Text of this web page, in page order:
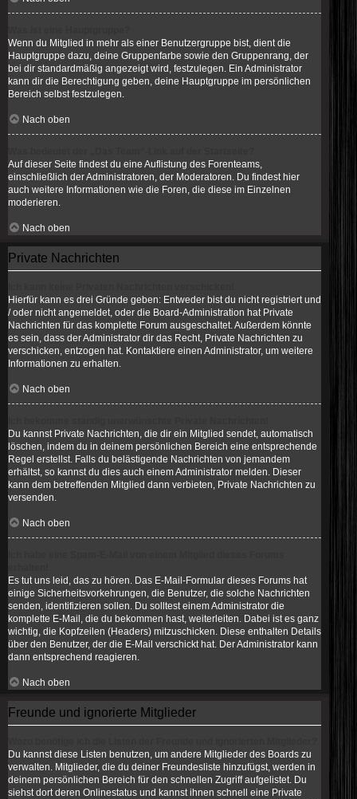
Wenn du Mitglied in mehr als einer Benutzergruppe bist, dient die
Hauptgruppe dazu, deine Gruppenfarbe sowie den Gruppenrang, der
bei dir standardmäßig angezeigt wird, festzulegen. Ein Administrator
kann dir die Berechtigung geben, deine Hauptgruppe im persönlichen
Bereich selbst festzulegen.
Nach oben
Auf dieser Seite findest du eine Auflistung des Forenteams,
einschließlich der Administratoren, der Moderatoren. Du findest hier
auch weitere Informationen wie die Foren, die diese im Einzelnen
moderieren.
Nach oben
Private Nachrichten
Hierfür kann es drei Gründe geben: Entweder bist du nicht registriert und
/ oder nicht angemeldet, oder die Board-Administration hat Private
Nachrichten für das komplette Forum ausgeschaltet. Außerdem könnte
es sein, dass der Administrator dir das Recht, Private Nachrichten zu
verschicken, entzogen hat. Kontaktiere einen Administrator, um weitere
Informationen zu erhalten.
Nach oben
Du kannst Private Nachrichten, die dir ein Mitglied sendet, automatisch
löschen, indem du in deinem persönlichen Bereich eine entsprechende
Regel erstellst. Falls du belästigende Nachrichten von jemandem
erhältst, so kannst du dies auch einem Administrator melden. Dieser
kann dem betreffenden Mitglied dann verbieten, Private Nachrichten zu
versenden.
Nach oben
Es tut uns leid, das zu hören. Das E-Mail-Formular dieses Forums hat
einige Sicherheitsvorkehrungen, die Benutzer, die solche Nachrichten
senden, identifizieren sollen. Du solltest einem Administrator die
komplette E-Mail, die du bekommen hast, weiterleiten. Dabei ist es ganz
wichtig, die Kopfzeilen (Headers) mitzuschicken. Diese enthalten Details
über den Benutzer, der die E-Mail verschickt hat. Der Administrator kann
dann entsprechend reagieren.
Nach oben
Freunde und ignorierte Mitglieder
Du kannst diese Listen benutzen, um andere Mitglieder des Boards zu
verwalten. Mitglieder, die du deiner Freundesliste hinzufügst, werden in
deinem persönlichen Bereich für den schnellen Zugriff aufgelistet. Du
siehst dort deren Onlinestatus und kannst ihnen schnell eine Private